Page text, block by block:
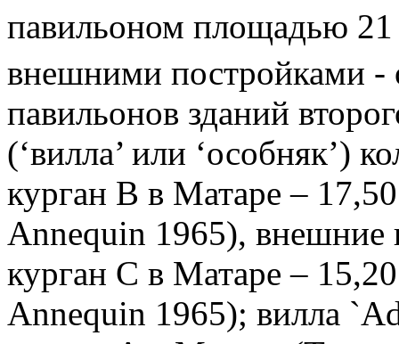
павильоном площадью
внешними постройками -
павильонов зданий
(‘вилла’ или ‘особняк’)
курган B в Матаре –
Annequin 1965), внешние
курган С в Матаре –
Annequin 1965); вилла `